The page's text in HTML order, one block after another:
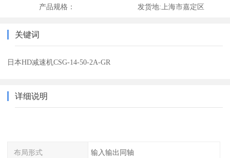
产品规格： 发货地: 上海市嘉定区
关键词
日本HD减速机CSG-14-50-2A-GR
详细说明
布局形式 输入输出同轴